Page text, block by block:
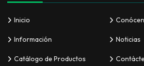
Inicio
Información Noticias
Catálogo de Productos